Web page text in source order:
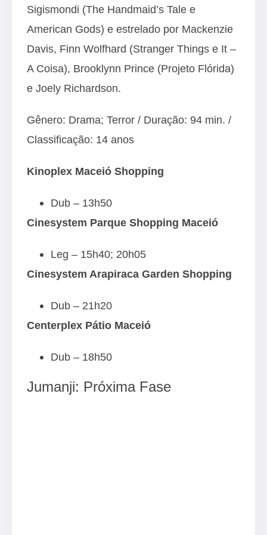
Sigismondi (The Handmaid’s Tale e
American Gods) e estrelado por Mackenzie
Davis, Finn Wolfhard (Stranger Things e It –
A Coisa), Brooklynn Prince (Projeto Flórida)
e Joely Richardson.
Gênero: Drama; Terror / Duração: 94 min. /
Classificação: 14 anos
Kinoplex Maceió Shopping
Dub – 13h50
Cinesystem Parque Shopping Maceió
Leg – 15h40; 20h05
Cinesystem Arapiraca Garden Shopping
Dub – 21h20
Centerplex Pátio Maceió
Dub – 18h50
Jumanji: Próxima Fase